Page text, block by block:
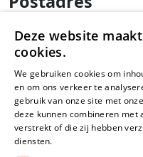
Postbus 203
6040 AE ROERMOND
steunpunt@sam-
0475-399281
Deze website
cookies.
We gebruiken cookies om
en om ons verkeer te
gebruik van onze site met
deze kunnen combineren
verstrekt of die zij hebben
diensten.